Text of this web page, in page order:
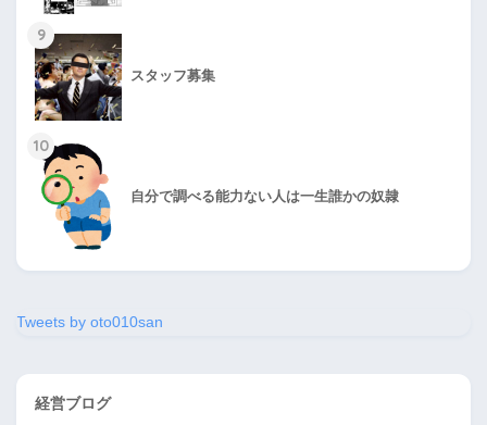
9
スタッフ募集
10
自分で調べる能力ない人は一生誰かの奴隷
Tweets by oto010san
経営ブログ